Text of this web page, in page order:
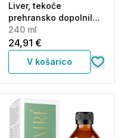
Liver, tekoče
prehransko dopolnilo
(240 ml)
240 ml
24,91 €
V košarico